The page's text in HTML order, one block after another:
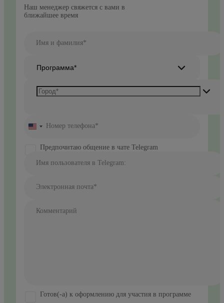
Наш менеджер свяжется с вами в
ближайшее время
Имя и фамилия*
Программа*
United
+1
Номер телефона*
Предпочитаю общение в чате Telegram
Имя пользователя в Telegram:
Электронная почта*
Комментарий
Готов(-а) к оформлению для участия в программе